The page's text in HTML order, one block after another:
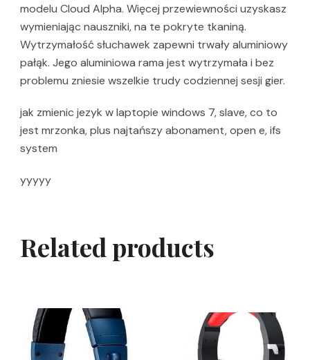
modelu Cloud Alpha. Więcej przewiewności uzyskasz
wymieniając nauszniki, na te pokryte tkaniną.
Wytrzymałość słuchawek zapewni trwały aluminiowy
pałąk. Jego aluminiowa rama jest wytrzymała i bez
problemu zniesie wszelkie trudy codziennej sesji gier.
jak zmienic jezyk w laptopie windows 7, slave, co to
jest mrzonka, plus najtańszy abonament, open e, ifs
system
yyyyy
Related products